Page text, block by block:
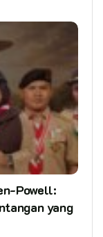
Powell:
yang